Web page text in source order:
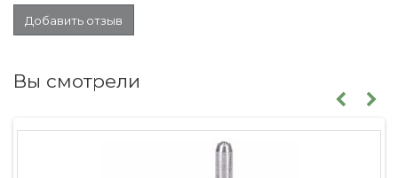
Добавить отзыв
Вы смотрели